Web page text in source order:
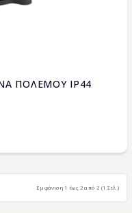
ΠΟΛΕΜΟΥ IP44
Εμφάνιση 1 έως 2 από 2 (1 Σελ.)